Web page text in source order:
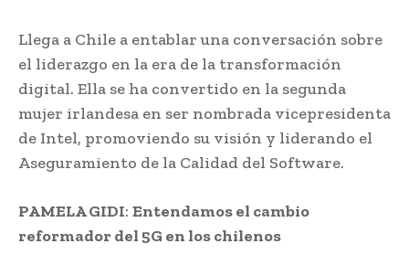
Llega a Chile a entablar una conversación sobre
el liderazgo en la era de la transformación
digital. Ella se ha convertido en la segunda
mujer irlandesa en ser nombrada vicepresidenta
de Intel, promoviendo su visión y liderando el
Aseguramiento de la Calidad del Software.
PAMELA GIDI: Entendamos el cambio
reformador del 5G en los chilenos